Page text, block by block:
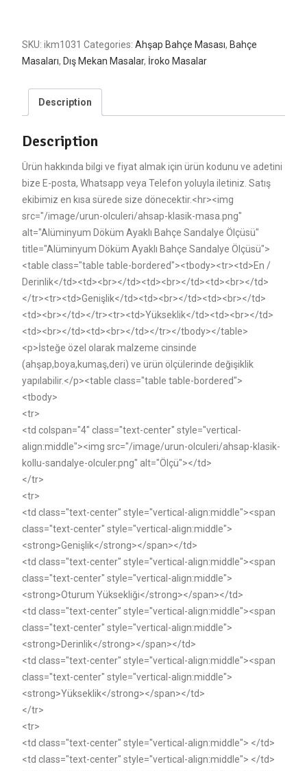
SKU: ikm1031 Categories: Ahşap Bahçe Masası, Bahçe
Masaları, Dış Mekan Masalar, İroko Masalar
Description
Description
Ürün hakkında bilgi ve fiyat almak için ürün kodunu ve adetini
bize E-posta, Whatsapp veya Telefon yoluyla iletiniz. Satış
ekibimiz en kısa sürede size dönecektir.<hr><img
src="/image/urun-olculeri/ahsap-klasik-masa.png"
alt="Alüminyum Döküm Ayaklı Bahçe Sandalye Ölçüsü"
title="Alüminyum Döküm Ayaklı Bahçe Sandalye Ölçüsü">
<table class="table table-bordered"><tbody><tr><td>En /
Derinlik</td><td><br></td><td><br></td><td><br></td>
</tr><tr><td>Genişlik</td><td><br></td><td><br></td>
<td><br></td></tr><tr><td>Yükseklik</td><td><br></td>
<td><br></td><td><br></td></tr></tbody></table>
<p>İsteğe özel olarak malzeme cinsinde
(ahşap,boya,kumaş,deri) ve ürün ölçülerinde değişiklik
yapılabilir.</p><table class="table table-bordered">
<tbody>
<tr>
<td colspan="4" class="text-center" style="vertical-
align:middle"><img src="/image/urun-olculeri/ahsap-klasik-
kollu-sandalye-olculer.png" alt="Ölçü"></td>
</tr>
<tr>
<td class="text-center" style="vertical-align:middle"><span
class="text-center" style="vertical-align:middle">
<strong>Genişlik</strong></span></td>
<td class="text-center" style="vertical-align:middle"><span
class="text-center" style="vertical-align:middle">
<strong>Oturum Yüksekliği</strong></span></td>
<td class="text-center" style="vertical-align:middle"><span
class="text-center" style="vertical-align:middle">
<strong>Derinlik</strong></span></td>
<td class="text-center" style="vertical-align:middle"><span
class="text-center" style="vertical-align:middle">
<strong>Yükseklik</strong></span></td>
</tr>
<tr>
<td class="text-center" style="vertical-align:middle"> </td>
<td class="text-center" style="vertical-align:middle"> </td>